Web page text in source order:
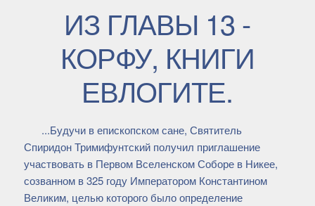
ИЗ ГЛАВЫ 13 -
КОРФУ, КНИГИ
ЕВЛОГИТЕ.
...Будучи в епископском сане, Святитель
Спиридон Тримифунтский получил приглашение
участвовать в Первом Вселенском Соборе в Никее,
созванном в 325 году Императором Константином
Великим, целью которого было определение